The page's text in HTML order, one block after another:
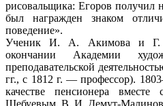
рисовальщика: Егоров получил
был награжден знаком
поведение».
Ученик И. А. Акимова и Г.
окончании Академии
преподавательской
гг., с 1812 г. — профессор).
качестве пенсионера
Шебуевым, В. И. Демут-